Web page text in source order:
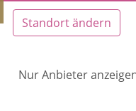
Standort ändern
Nur Anbieter